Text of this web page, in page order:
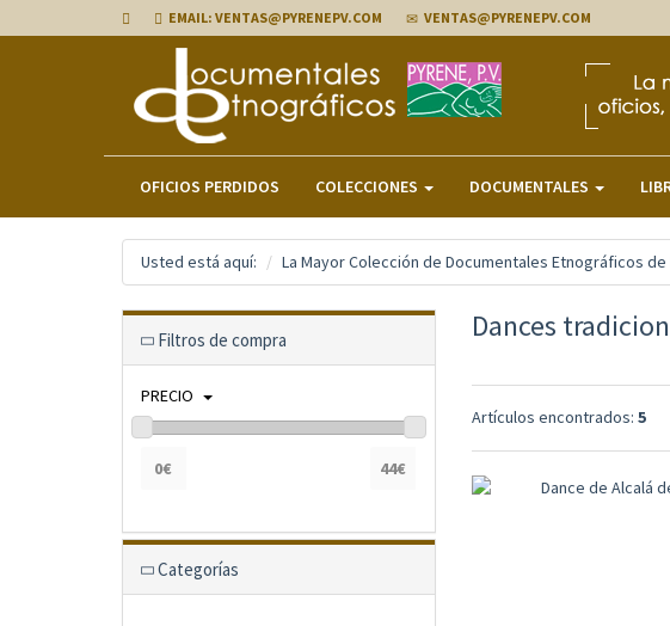
EMAIL: VENTAS@PYRENEPV.COM VENTAS@PYRENEPV.COM
OFICIOS PERDIDOS COLECCIONES DOCUMENTALES
Usted está aquí: La Mayor Colección de Documentales Etnográficos
Dances
Artículos encontrados: 5
Filtros de compra
PRECIO
Categorías